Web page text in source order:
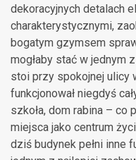
dekoracyjnych detalach
charakterystycznymi,
bogatym gzymsem
mogłaby stać w jednym
stoi przy spokojnej ulicy
funkcjonował niegdyś
szkoła, dom rabina – co
miejsca jako centrum
dziś budynek pełni inne